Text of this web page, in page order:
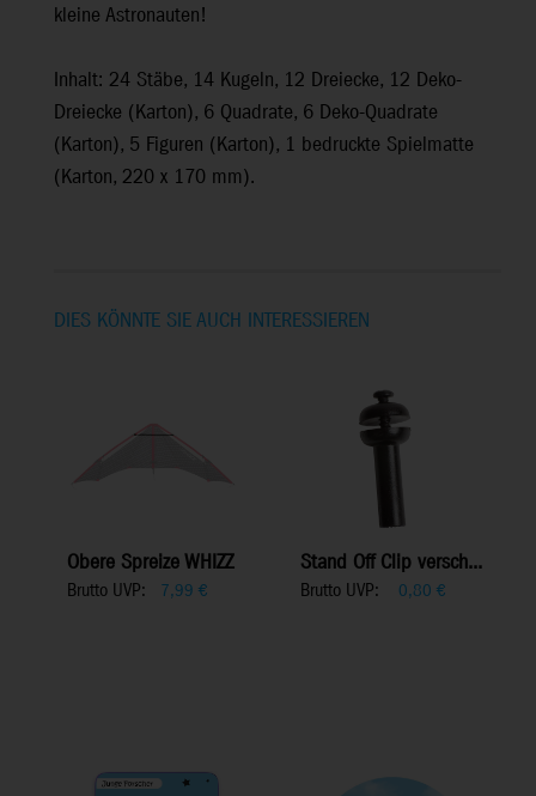
kleine Astronauten!
Inhalt: 24 Stäbe, 14 Kugeln, 12 Dreiecke, 12 Deko-
Dreiecke (Karton), 6 Quadrate, 6 Deko-Quadrate
(Karton), 5 Figuren (Karton), 1 bedruckte Spielmatte
(Karton, 220 x 170 mm).
DIES KÖNNTE SIE AUCH INTERESSIEREN
Obere Spreize WHIZZ
Brutto UVP: 7,99 €
Stand Off Clip versch...
Brutto UVP: 0,80 €